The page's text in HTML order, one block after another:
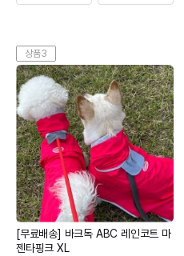
상품3
[무료배송] 바크독 ABC 레인코트 마
젠타핑크 XL